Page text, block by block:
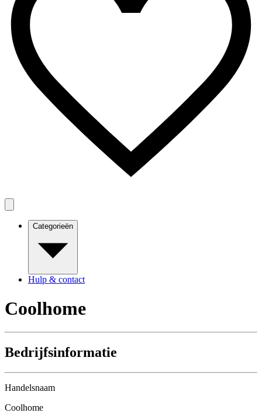
Categorieën
Hulp & contact
Coolhome
Bedrijfsinformatie
Handelsnaam
Coolhome